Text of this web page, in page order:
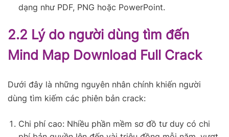
dạng như PDF, PNG hoặc PowerPoint.
2.2 Lý do người dùng tìm đến
Mind Map Download Full Crack
Dưới đây là những nguyên nhân chính khiến người
dùng tìm kiếm các phiên bản crack:
Chi phí cao: Nhiều phần mềm sơ đồ tư duy có chi